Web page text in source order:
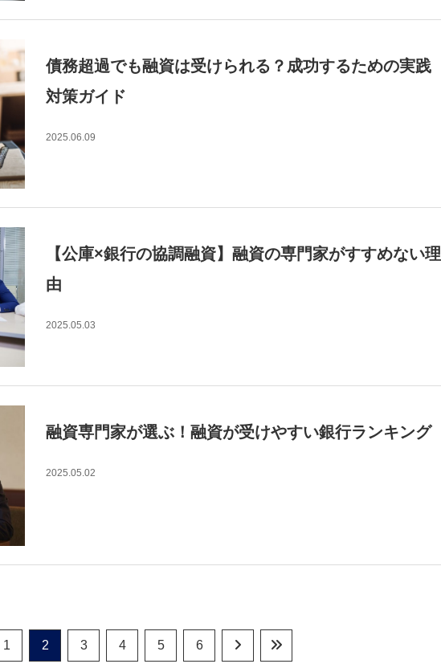
債務超過でも融資は受けられる？成功するための実践
対策ガイド
2025.06.09
【公庫×銀行の協調融資】融資の専門家がすすめない理
由
2025.05.03
融資専門家が選ぶ！融資が受けやすい銀行ランキング
2025.05.02
1 2 3 4 5 6